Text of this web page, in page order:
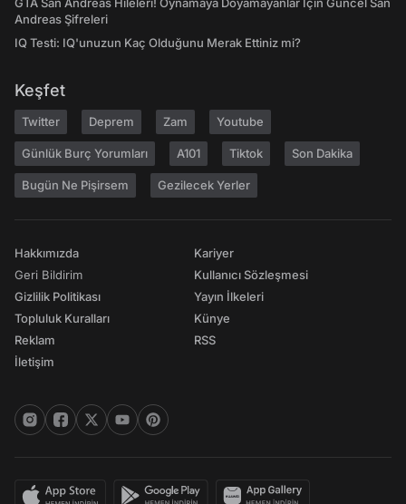
Andreas Şifreleri
IQ Testi: IQ'unuzun Kaç Olduğunu Merak Ettiniz mi?
Keşfet
Twitter Deprem Zam Youtube
Günlük Burç Yorumları A101 Tiktok Son Dakika
Bugün Ne Pişirsem Gezilecek Yerler
Hakkımızda
Geri Bildirim
Gizlilik Politikası
Topluluk Kuralları
Reklam
İletişim
Kariyer
Kullanıcı Sözleşmesi
Yayın İlkeleri
Künye
RSS